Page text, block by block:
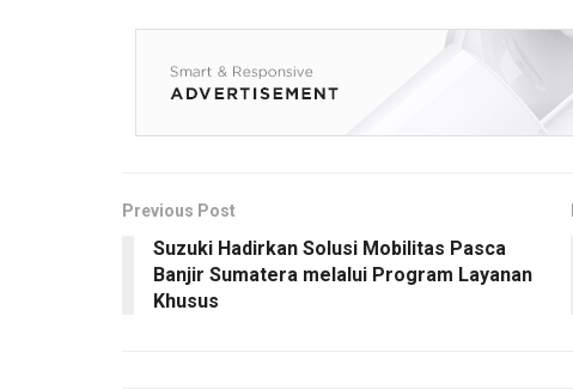
Previous Post
Suzuki Hadirkan Solusi Mobilitas Pasca
Banjir Sumatera melalui Program Layanan
Khusus